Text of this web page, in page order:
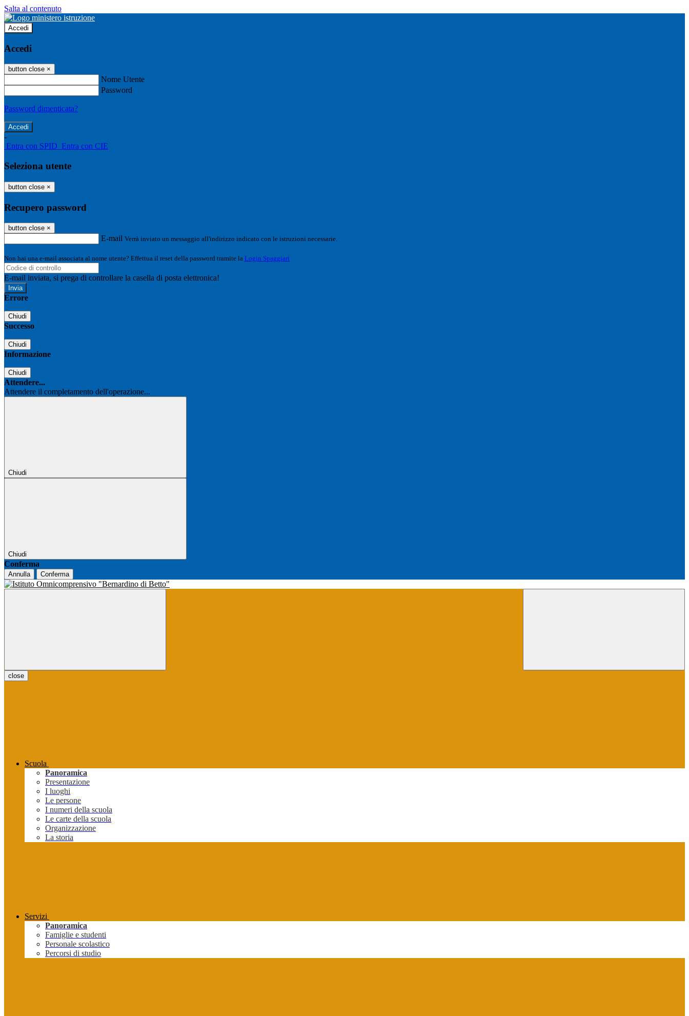
Salta al contenuto
Accedi
Accedi
button close ×
Nome Utente
Password
Password dimenticata?
-
Entra con SPID Entra con CIE
Seleziona utente
button close ×
Recupero password
button close ×
E-mail Verrà inviato un messaggio all'indirizzo indicato con le istruzioni necessarie.
Non hai una e-mail associata al nome utente? Effettua il reset della password tramite la Login Spaggiari
E-mail inviata, si prega di controllare la casella di posta elettronica!
Errore
Chiudi
Successo
Chiudi
Informazione
Chiudi
Attendere...
Attendere il completamento dell'operazione...
Chiudi
Chiudi
Conferma
Annulla Conferma
close
Scuola
Panoramica
Presentazione
I luoghi
Le persone
I numeri della scuola
Le carte della scuola
Organizzazione
La storia
Servizi
Panoramica
Famiglie e studenti
Personale scolastico
Percorsi di studio